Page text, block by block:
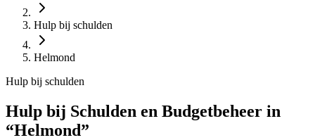
Hulp bij schulden
Helmond
Hulp bij schulden
Hulp bij Schulden en Budgetbeheer in
“Helmond”